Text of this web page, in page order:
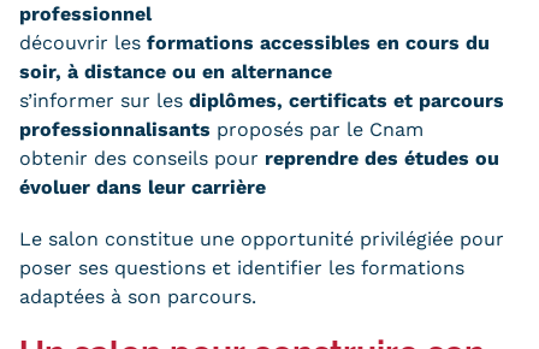
Infos pratiques
Discrimination/égalité/mixité
Handi'Cnam
Témoignages
Statistiques
FAQ
Lexique
professionnel
découvrir les formations accessibles en cours du
soir, à distance ou en alternance
s’informer sur les diplômes, certificats et parcours
professionnalisants proposés par le Cnam
obtenir des conseils pour reprendre des études ou
évoluer dans leur carrière
Le salon constitue une opportunité privilégiée pour
poser ses questions et identifier les formations
adaptées à son parcours.